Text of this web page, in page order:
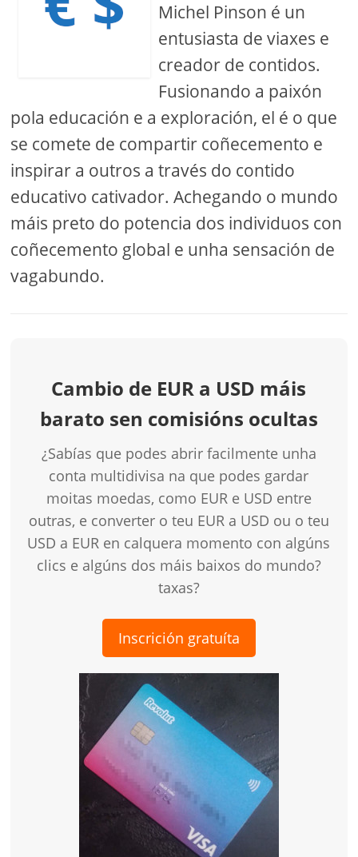
Michel Pinson é un
entusiasta de viaxes e
creador de contidos.
Fusionando a paixón
pola educación e a exploración, el é o que
se comete de compartir coñecemento e
inspirar a outros a través do contido
educativo cativador. Achegando o mundo
máis preto do potencia dos individuos con
coñecemento global e unha sensación de
vagabundo.
Cambio de EUR a USD máis
barato sen comisións ocultas
¿Sabías que podes abrir facilmente unha
conta multidivisa na que podes gardar
moitas moedas, como EUR e USD entre
outras, e converter o teu EUR a USD ou o teu
USD a EUR en calquera momento con algúns
clics e algúns dos máis baixos do mundo?
taxas?
Inscrición gratuíta